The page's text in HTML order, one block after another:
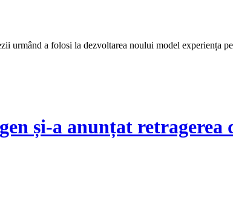
urmând a folosi la dezvoltarea noului model experiența
și-a anunțat retragerea